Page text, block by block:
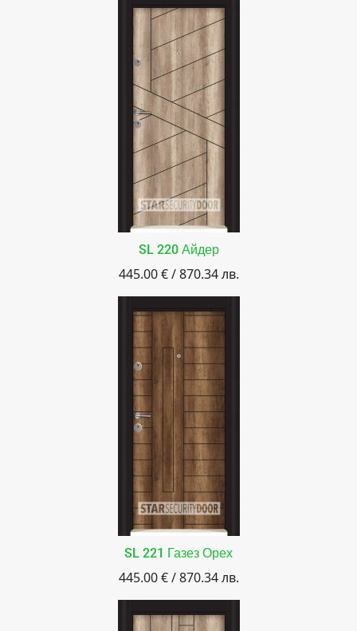
SL 220 Айдер
445.00 € / 870.34 лв.
SL 221 Газез Орех
445.00 € / 870.34 лв.